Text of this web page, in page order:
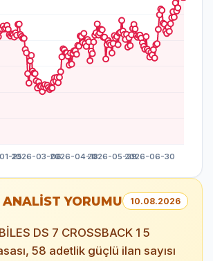
ANALİST YORUMU 10.08.2026
DS 7 CROSSBACK 1 5
58 adetlik güçlü ilan sayısı